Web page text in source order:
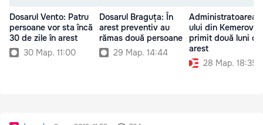
Dosarul Vento: Patru
persoane vor sta încă
30 de zile în arest
30 Мар. 11:00
Dosarul Braguța: În
arest preventiv au
rămas două persoane
29 Мар. 14:44
Administratoarea
ului din Kemerovo
primit două luni de
arest
28 Мар. 18:35